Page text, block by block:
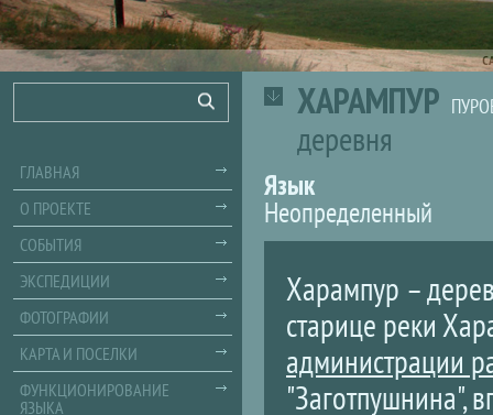
ХАРАМПУР
деревня
Язык
Неопределенный
Харампур –
старице реки
администрации
"Заготпушнина",
Поиск
ГЛАВНАЯ
О ПРОЕКТЕ
СОБЫТИЯ
ЭКСПЕДИЦИИ
ФОТОГРАФИИ
КАРТА И ПОСЕЛКИ
ФУНКЦИОНИРОВАНИЕ
ЯЗЫКА